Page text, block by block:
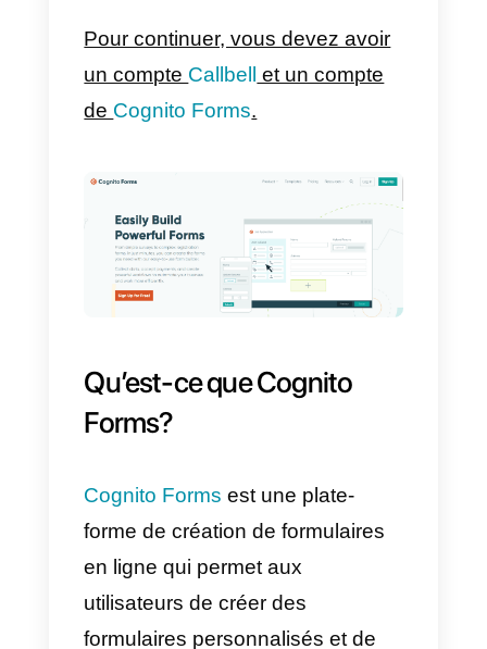
Dans cet article, nous
entreprise peut se connecter
WhatsApp
aux Cognito Forms
en utilisant leAPI Callbell
un compteCallbellet un compte